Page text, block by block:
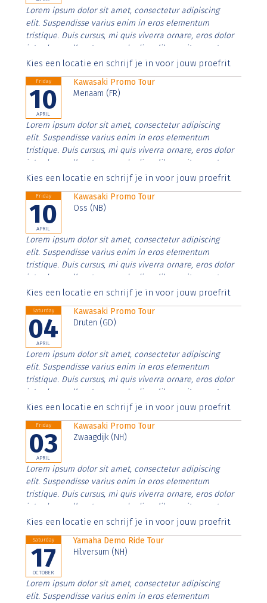
Lorem ipsum dolor sit amet, consectetur adipiscing
elit. Suspendisse varius enim in eros elementum
tristique. Duis cursus, mi quis viverra ornare, eros dolor
interdum nulla, ut commodo diam libero vitae erat.
Aenean faucibus nibh et justo cursus id rutrum lorem
Kies een locatie en schrijf je in voor jouw proefrit
Friday
10
APRIL
Kawasaki Promo Tour
Menaam (FR)
Lorem ipsum dolor sit amet, consectetur adipiscing
elit. Suspendisse varius enim in eros elementum
tristique. Duis cursus, mi quis viverra ornare, eros dolor
interdum nulla, ut commodo diam libero vitae erat.
Aenean faucibus nibh et justo cursus id rutrum lorem
Kies een locatie en schrijf je in voor jouw proefrit
Friday
10
APRIL
Kawasaki Promo Tour
Oss (NB)
Lorem ipsum dolor sit amet, consectetur adipiscing
elit. Suspendisse varius enim in eros elementum
tristique. Duis cursus, mi quis viverra ornare, eros dolor
interdum nulla, ut commodo diam libero vitae erat.
Aenean faucibus nibh et justo cursus id rutrum lorem
Kies een locatie en schrijf je in voor jouw proefrit
Saturday
04
APRIL
Kawasaki Promo Tour
Druten (GD)
Lorem ipsum dolor sit amet, consectetur adipiscing
elit. Suspendisse varius enim in eros elementum
tristique. Duis cursus, mi quis viverra ornare, eros dolor
interdum nulla, ut commodo diam libero vitae erat.
Aenean faucibus nibh et justo cursus id rutrum lorem
Kies een locatie en schrijf je in voor jouw proefrit
Friday
03
APRIL
Kawasaki Promo Tour
Zwaagdijk (NH)
Lorem ipsum dolor sit amet, consectetur adipiscing
elit. Suspendisse varius enim in eros elementum
tristique. Duis cursus, mi quis viverra ornare, eros dolor
interdum nulla, ut commodo diam libero vitae erat.
Aenean faucibus nibh et justo cursus id rutrum lorem
Kies een locatie en schrijf je in voor jouw proefrit
Saturday
17
OCTOBER
Yamaha Demo Ride Tour
Hilversum (NH)
Lorem ipsum dolor sit amet, consectetur adipiscing
elit. Suspendisse varius enim in eros elementum